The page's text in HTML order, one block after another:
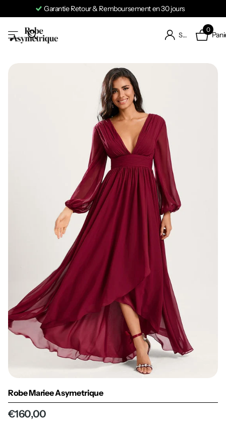
Garantie Retour & Remboursement en 30 jours
S'identifier
0
Robe Mariee Asymetrique
€160,00